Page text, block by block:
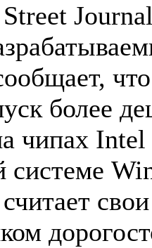
более
чипах
системе